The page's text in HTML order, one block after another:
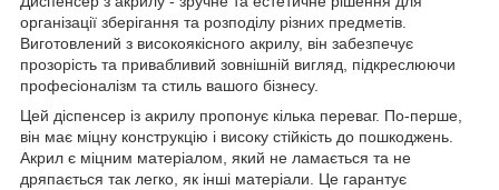
організації зберігання та розподілу різних предметів.
Виготовлений з високоякісного акрилу, він забезпечує
прозорість та привабливий зовнішній вигляд, підкреслюючи
професіоналізм та стиль вашого бізнесу.
Цей діспенсер із акрилу пропонує кілька переваг. По-перше,
він має міцну конструкцію і високу стійкість до пошкоджень.
Акрил є міцним матеріалом, який не ламається та не
дряпається так легко, як інші матеріали. Це гарантує